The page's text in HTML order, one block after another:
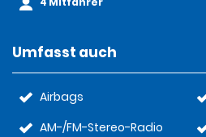
Umfasst auch
Airbags
AM-/FM-Stereo-Radio